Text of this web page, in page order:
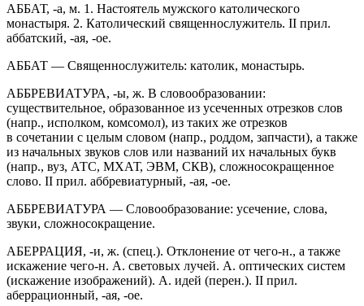
АББАТ, -а, м. 1. Настоятель мужского католического
монастыря. 2. Католический священнослужитель. II прил.
аббатский, -ая, -ое.
АББАТ — Священнослужитель: католик, монастырь.
АББРЕВИАТУРА, -ы, ж. В словообразовании:
существительное, образованное из усеченных отрезков слов
(напр., исполком, комсомол), из таких же отрезков
в сочетании с целым словом (напр., роддом, запчасти), а также
из начальных звуков слов или названий их начальных букв
(напр., вуз, АТС, МХАТ, ЭВМ, СКВ), сложносокращенное
слово. II прил. аббревиатурный, -ая, -ое.
АББРЕВИАТУРА — Словообразование: усечение, слова,
звуки, сложносокращение.
АБЕРРАЦИЯ, -и, ж. (спец.). Отклонение от чего-н., а также
искажение чего-н. А. световых лучей. А. оптических систем
(искажение изображений). А. идей (перен.). II прил.
аберрационный, -ая, -ое.